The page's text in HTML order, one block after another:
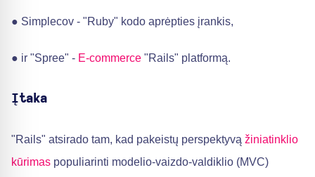
● Simplecov - "Ruby" kodo aprėpties įrankis,
● ir "Spree" - E-commerce "Rails" platformą.
Įtaka
"Rails" atsirado tam, kad pakeistų perspektyvą žiniatinklio
kūrimas populiarinti modelio-vaizdo-valdiklio (MVC)